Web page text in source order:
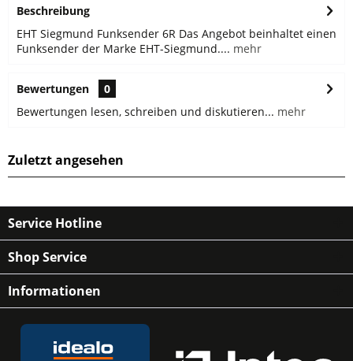
Beschreibung
EHT Siegmund Funksender 6R Das Angebot beinhaltet einen
Funksender der Marke EHT-Siegmund.... mehr
Bewertungen
0
Bewertungen lesen, schreiben und diskutieren... mehr
Zuletzt angesehen
Service Hotline
Shop Service
Informationen